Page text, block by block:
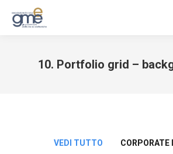
10. Portfolio grid –
VEDI TUTTO
CORPORATE